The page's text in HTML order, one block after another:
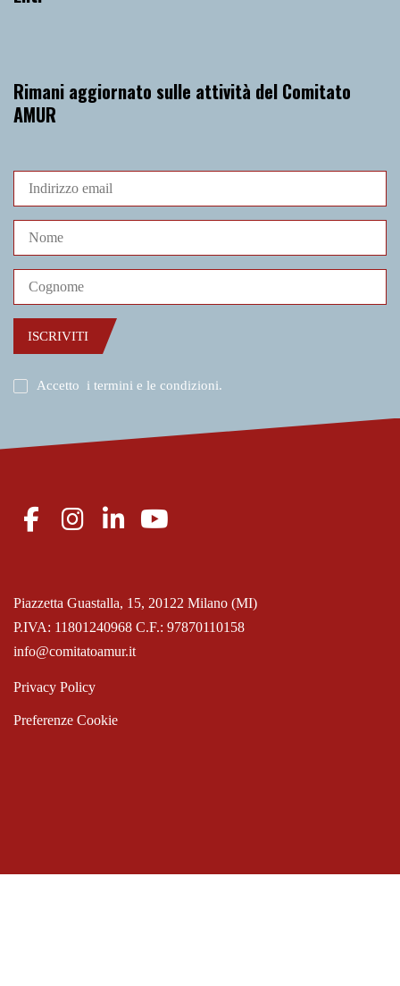
Rimani aggiornato sulle attività del Comitato
AMUR
ISCRIVITI
Accetto i termini e le condizioni.
P.IVA: 11801240968 C.F.: 97870110158
Piazzetta Guastalla, 15, 20122 Milano (MI)
info@comitatoamur.it
Privacy Policy
Preferenze Cookie